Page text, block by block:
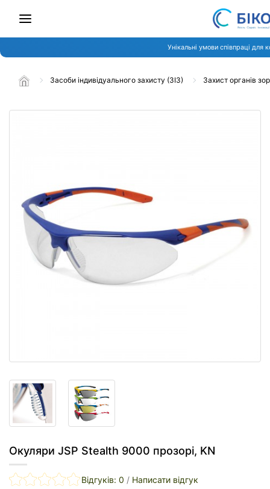
Унікальні умови співпраці для
Засоби індивідуального захисту (ЗІЗ) Захист органів
Окуляри JSP Stealth 9000 прозорі, KN
Відгуків: 0 / Написати відгук